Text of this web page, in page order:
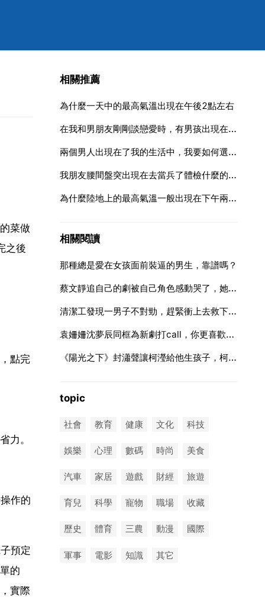
菜做
之後
點完
力。
作的
預定
的
實際
相關推薦
為什麼一天中的最高氣溫出現在午後2點左右
在我和男朋友剛剛談戀愛時，有男孩出現在了我的生活裡，我們倆互相有點喜歡但因為那時我已經有男朋友
兩個男人出現在了我的生活中，我要如何選擇？（急）
我朋友腰間盤突出現在去當兵了體檢什麼的都過了現在他腰不
為什麼陸地上的最高氣溫一般出現在下午兩點左右,但有的時候一天中最高氣溫沒
相關閱讀
那種總是愛在女孩面前裝逼的男生，靠譜嗎？
蔡文靜追自己的劇被自己角色感動哭了，她出演的柯瀅是個怎樣角色？
清潔工發現一男子不對勁，趕緊衝上去救下男子，這名男子當時在幹什麼？
袁姍姍沈夢辰同框為新劇打call，你更喜歡二人中誰的性格？
《陽光之下》封瀟聲讓柯瀅給他生孩子，柯瀅該如何應對？
topic
社會 教育 健康 文化 科技
娛樂 心理 數碼 時尚 美食
汽車 家居 遊戲 財經 旅遊
育兒 科學 寵物 職場 收藏
歷史 體育 三農 動漫 國際
軍事 電影 知識 其它